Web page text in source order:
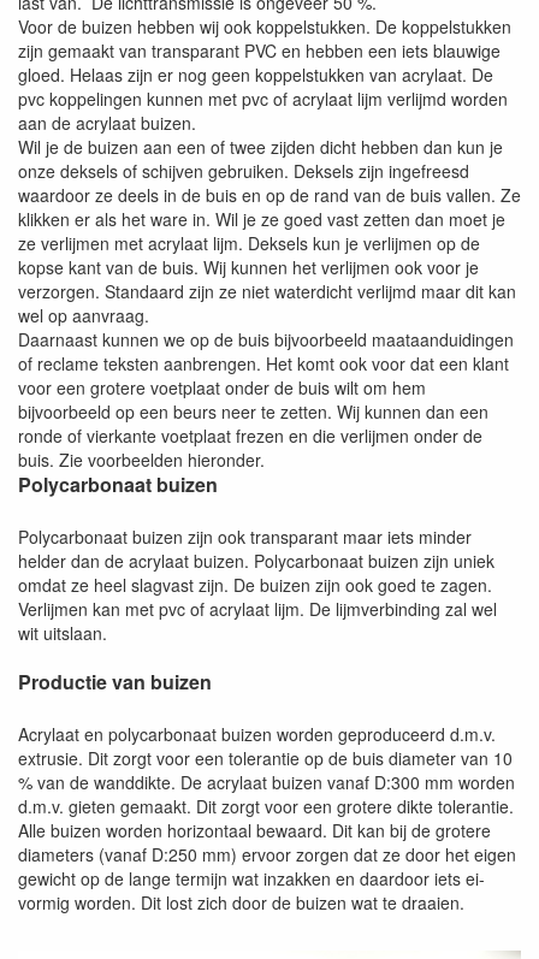
Voor de buizen hebben wij ook koppelstukken. De koppelstukken
zijn gemaakt van transparant PVC en hebben een iets blauwige
gloed. Helaas zijn er nog geen koppelstukken van acrylaat. De
pvc koppelingen kunnen met pvc of acrylaat lijm verlijmd worden
aan de acrylaat buizen.
Wil je de buizen aan een of twee zijden dicht hebben dan kun je
onze deksels of schijven gebruiken. Deksels zijn ingefreesd
waardoor ze deels in de buis en op de rand van de buis vallen. Ze
klikken er als het ware in. Wil je ze goed vast zetten dan moet je
ze verlijmen met acrylaat lijm. Deksels kun je verlijmen op de
kopse kant van de buis. Wij kunnen het verlijmen ook voor je
verzorgen. Standaard zijn ze niet waterdicht verlijmd maar dit kan
wel op aanvraag.
Daarnaast kunnen we op de buis bijvoorbeeld maataanduidingen
of reclame teksten aanbrengen. Het komt ook voor dat een klant
voor een grotere voetplaat onder de buis wilt om hem
bijvoorbeeld op een beurs neer te zetten. Wij kunnen dan een
ronde of vierkante voetplaat frezen en die verlijmen onder de
buis. Zie voorbeelden hieronder.
Polycarbonaat buizen
Polycarbonaat buizen zijn ook transparant maar iets minder
helder dan de acrylaat buizen. Polycarbonaat buizen zijn uniek
omdat ze heel slagvast zijn. De buizen zijn ook goed te zagen.
Verlijmen kan met pvc of acrylaat lijm. De lijmverbinding zal wel
wit uitslaan.
Productie van buizen
Acrylaat en polycarbonaat buizen worden geproduceerd d.m.v.
extrusie. Dit zorgt voor een tolerantie op de buis diameter van 10
% van de wanddikte. De acrylaat buizen vanaf D:300 mm worden
d.m.v. gieten gemaakt. Dit zorgt voor een grotere dikte tolerantie.
Alle buizen worden horizontaal bewaard. Dit kan bij de grotere
diameters (vanaf D:250 mm) ervoor zorgen dat ze door het eigen
gewicht op de lange termijn wat inzakken en daardoor iets ei-
vormig worden. Dit lost zich door de buizen wat te draaien.